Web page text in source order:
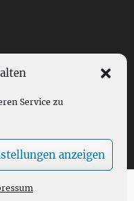
Service zu
anzeigen